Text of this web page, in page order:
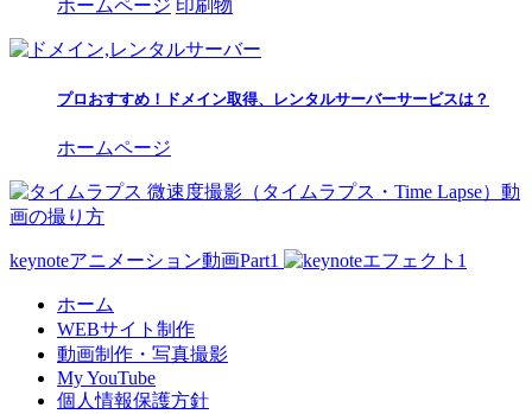
ホームページ 印刷物
プロおすすめ！ドメイン取得、レンタルサーバーサービスは？
ホームページ
微速度撮影（タイムラプス・Time Lapse）動
画の撮り方
keynoteアニメーション動画Part1
ホーム
WEBサイト制作
動画制作・写真撮影
My YouTube
個人情報保護方針